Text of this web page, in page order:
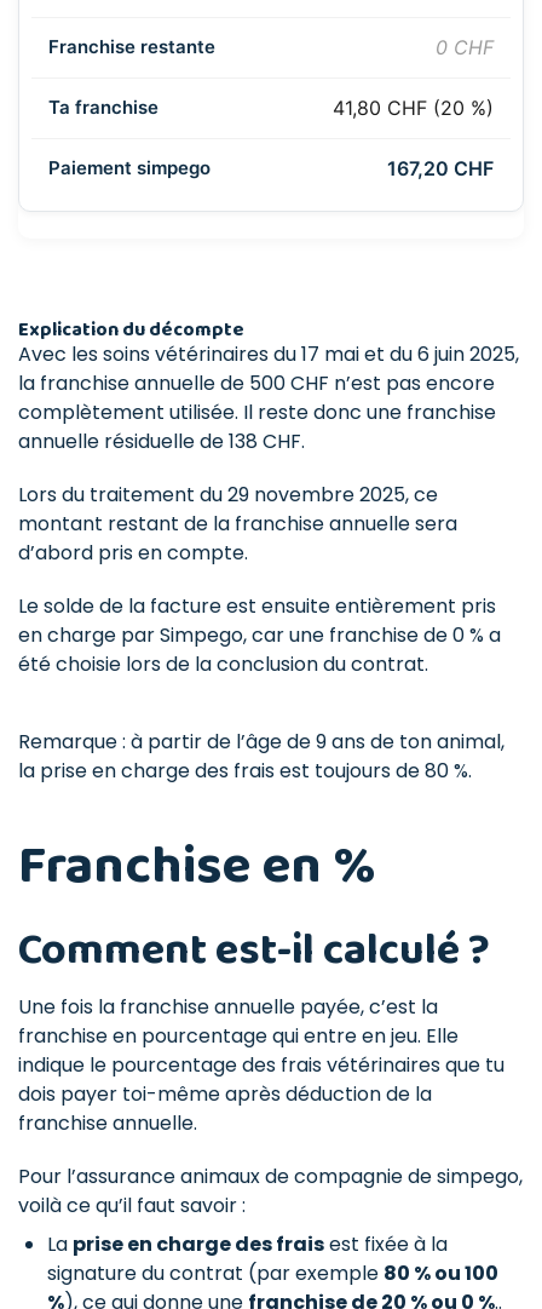
0 CHF
41,80 CHF (20 %)
167,20 CHF
Explication du décompte
Avec les soins vétérinaires du 17 mai et du 6 juin 2025,
la franchise annuelle de 500 CHF n’est pas encore
complètement utilisée. Il reste donc une franchise
annuelle résiduelle de 138 CHF.
Lors du traitement du 29 novembre 2025, ce
montant restant de la franchise annuelle sera
d’abord pris en compte.
Le solde de la facture est ensuite entièrement pris
en charge par Simpego, car une franchise de 0 % a
été choisie lors de la conclusion du contrat.
Remarque : à partir de l’âge de 9 ans de ton animal,
la prise en charge des frais est toujours de 80 %.
Franchise en %
Comment est-il calculé ?
Une fois la franchise annuelle payée, c’est la
franchise en pourcentage qui entre en jeu. Elle
indique le pourcentage des frais vétérinaires que tu
dois payer toi-même après déduction de la
franchise annuelle.
Pour l’assurance animaux de compagnie de simpego,
voilà ce qu’il faut savoir :
La prise en charge des fraisest fixée à la
signature du contrat (par exemple 80 % ou 100
%), ce qui donne une franchise de 20 % ou 0 %..